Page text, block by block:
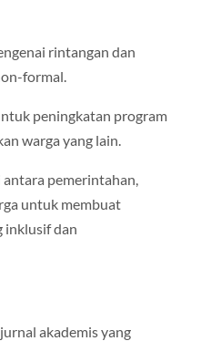
rintangan dan
formal.
peningkatan program
warga yang lain.
pemerintahan,
untuk membuat
inklusif dan
akademis yang